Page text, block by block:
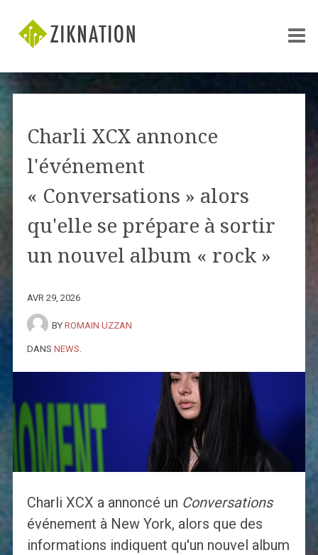
Charli XCX annonce
l'événement
« Conversations » alors
qu'elle se prépare à sortir
un nouvel album « rock »
AVR 29, 2026
BY ROMAIN UZZAN
DANS NEWS
Charli XCX a annoncé un Conversations
événement à New York, alors que des
informations indiquent qu'un nouvel album